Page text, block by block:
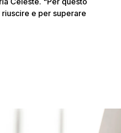
riuscire e per superare